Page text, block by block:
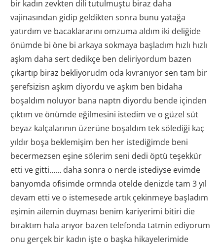
bir kadın zevkten dili tutulmuştu biraz daha
vajinasından gidip geldikten sonra bunu yatağa
yatırdım ve bacaklararını omzuma aldım iki deliğide
önümde bi öne bi arkaya sokmaya başladım hızlı hızlı
aşkım daha sert dedikçe ben deliriyordum bazen
çıkartıp biraz bekliyorudm oda kıvranıyor sen tam bir
şerefsizisn aşkım diyordu ve aşkım ben bidaha
boşaldım noluyor bana naptn diyordu bende içinden
çıktım ve önümde eğilmesini istedim ve o güzel süt
beyaz kalçalarının üzerüne boşaldım tek sölediği kaç
yıldır boşa beklemişim ben her istediğimde beni
becermezsen eşine sölerim seni dedi öptü teşekkür
etti ve gitti…… daha sonra o nerde istediyse evimde
banyomda ofisimde ormnda otelde denizde tam 3 yıl
devam etti ve o istemesede artık çekinmeye başladım
eşimin ailemin duyması benim kariyerimi bitiri die
bıraktım hala arıyor bazen telefonda tatmin ediyorum
onu gerçek bir kadın işte o başka hikayelerimide